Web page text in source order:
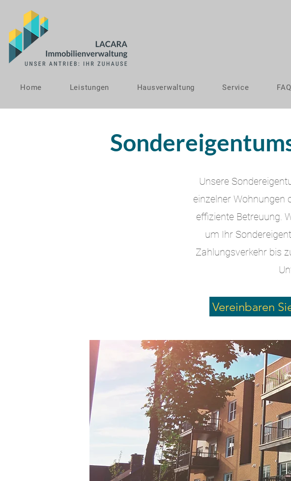
Home Leistungen Hausverwaltung Service FAQ
Unsere
einzelner Wohnungen
effiziente Betreuung.
um Ihr
Zahlungsverkehr bis
Vereinbaren